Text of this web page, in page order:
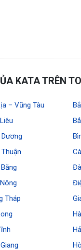
KATA TRÊN
– Vũng Tàu
Tháp